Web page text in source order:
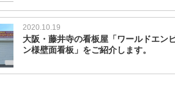
2020.10.19
大阪・藤井寺の看板屋「ワールドエン
ン様壁面看板」をご紹介します。